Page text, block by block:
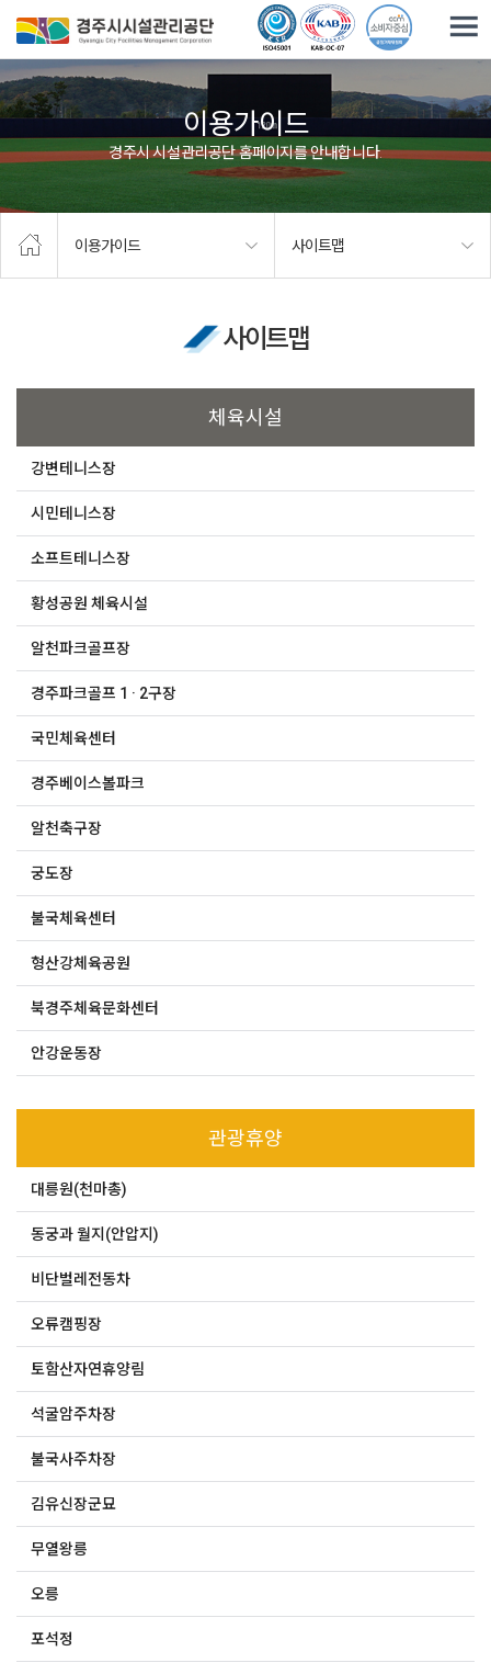
이용가이드
경주시 시설관리공단 홈페이지를 안내합니다.
이용가이드 사이트맵
사이트맵
체육시설
강변테니스장
시민테니스장
소프트테니스장
황성공원 체육시설
알천파크골프장
경주파크골프 1 · 2구장
국민체육센터
경주베이스볼파크
알천축구장
궁도장
불국체육센터
형산강체육공원
북경주체육문화센터
안강운동장
관광휴양
대릉원(천마총)
동궁과 월지(안압지)
비단벌레전동차
오류캠핑장
토함산자연휴양림
석굴암주차장
불국사주차장
김유신장군묘
무열왕릉
오릉
포석정